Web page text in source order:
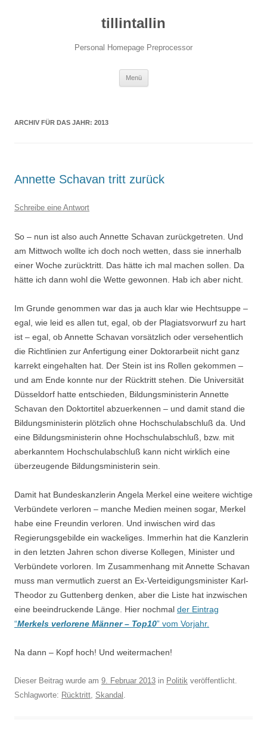
tillintallin
Personal Homepage Preprocessor
Menü
ARCHIV FÜR DAS JAHR: 2013
Annette Schavan tritt zurück
Schreibe eine Antwort
So – nun ist also auch Annette Schavan zurückgetreten. Und
am Mittwoch wollte ich doch noch wetten, dass sie innerhalb
einer Woche zurücktritt. Das hätte ich mal machen sollen. Da
hätte ich dann wohl die Wette gewonnen. Hab ich aber nicht.
Im Grunde genommen war das ja auch klar wie Hechtsuppe –
egal, wie leid es allen tut, egal, ob der Plagiatsvorwurf zu hart
ist – egal, ob Annette Schavan vorsätzlich oder versehentlich
die Richtlinien zur Anfertigung einer Doktorarbeiit nicht ganz
karrekt eingehalten hat. Der Stein ist ins Rollen gekommen –
und am Ende konnte nur der Rücktritt stehen. Die Universität
Düsseldorf hatte entschieden, Bildungsministerin Annette
Schavan den Doktortitel abzuerkennen – und damit stand die
Bildungsministerin plötzlich ohne Hochschulabschluß da. Und
eine Bildungsministerin ohne Hochschulabschluß, bzw. mit
aberkanntem Hochschulabschluß kann nicht wirklich eine
überzeugende Bildungsministerin sein.
Damit hat Bundeskanzlerin Angela Merkel eine weitere wichtige
Verbündete verloren – manche Medien meinen sogar, Merkel
habe eine Freundin verloren. Und inwischen wird das
Regierungsgebilde ein wackeliges. Immerhin hat die Kanzlerin
in den letzten Jahren schon diverse Kollegen, Minister und
Verbündete vorloren. Im Zusammenhang mit Annette Schavan
muss man vermutlich zuerst an Ex-Verteidigungsminister Karl-
Theodor zu Guttenberg denken, aber die Liste hat inzwischen
eine beeindruckende Länge. Hier nochmal der Eintrag
“Merkels verlorene Männer – Top10” vom Vorjahr.
Na dann – Kopf hoch! Und weitermachen!
Dieser Beitrag wurde am 9. Februar 2013 in Politik veröffentlicht.
Schlagworte: Rücktritt, Skandal .